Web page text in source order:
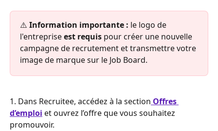
⚠️ Information importante : le logo de
l'entreprise est requis pour créer une nouvelle
campagne de recrutement et transmettre votre
image de marque sur le Job Board.
1. Dans Recruitee, accédez à la section Offres
d’emploi et ouvrez l’offre que vous souhaitez
promouvoir.